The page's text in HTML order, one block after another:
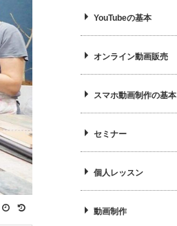
YouTubeの基本
オンライン動画販売
スマホ動画制作の基本
セミナー
個人レッスン
動画制作